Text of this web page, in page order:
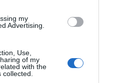
my
Advertising.
Use,
of my
with the
őszintén, ha épp egy
Tényleg boldog vagy?
amire mindig is vágytál?
hogy milyen életet